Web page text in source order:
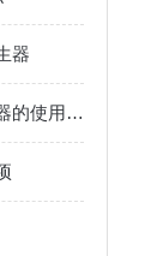
器
怎么延长超声波样品处理器的使用寿命